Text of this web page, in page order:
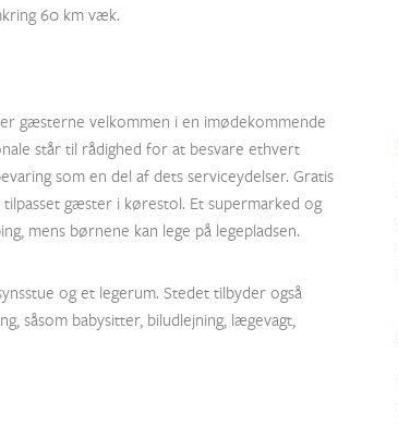
60 km væk.
gæsterne velkommen i en imødekommende
står til rådighed for at besvare ethvert
som en del af dets serviceydelser. Gratis
gæster i kørestol. Et supermarked og
mens børnene kan lege på legepladsen.
og et legerum. Stedet tilbyder også
såsom babysitter, biludlejning, lægevagt,